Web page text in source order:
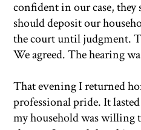
confident in our case, they
should deposit our
the court until judgment.
We agreed. The hearing
That evening I returned
professional pride. It
my household was willing